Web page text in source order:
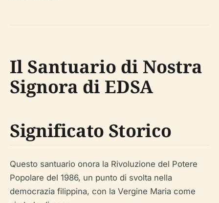
Il Santuario di Nostra
Signora di EDSA
Significato Storico
Questo santuario onora la Rivoluzione del Potere
Popolare del 1986, un punto di svolta nella
democrazia filippina, con la Vergine Maria come